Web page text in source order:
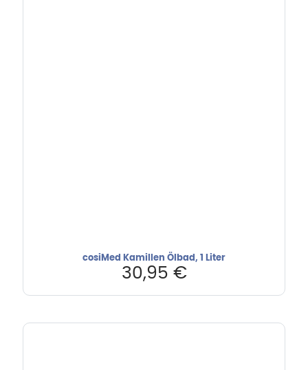
cosiMed Kamillen Ölbad, 1 Liter
30,95 €